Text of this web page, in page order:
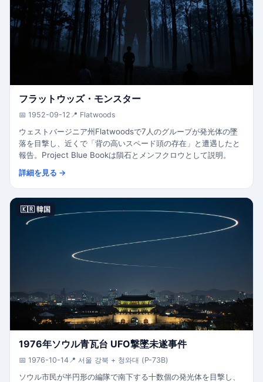
フラットウッズ・モンスター
📅 1952-09-12 📍 Flatwoods
ウェストバージニア州Flatwoodsで7人のグループが発光体の墜
落を目撃し、近くで「背の高いスペード頭の存在」と遭遇したと
報告。Project Blue Bookは隕石とメンフクロウとして説明。
詳細を見る →
🇰🇷 韓国
1976年ソウル青瓦台 UFO撃墜未遂事件
📅 1976-10-14 📍 서울 강북 + 청와대 (P-73B)
ソウル市民が半円形の編隊で南下する十数個の発光体を目撃し、